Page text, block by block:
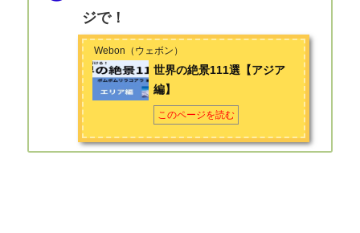
ジで！
Webon（ウェボン）
世界の絶景111選【アジア
編】
このページを読む